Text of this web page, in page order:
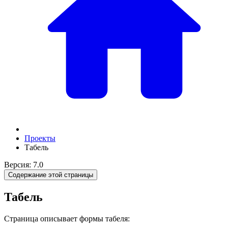
Проекты
Табель
Версия: 7.0
Содержание этой страницы
Табель
Страница описывает формы табеля: